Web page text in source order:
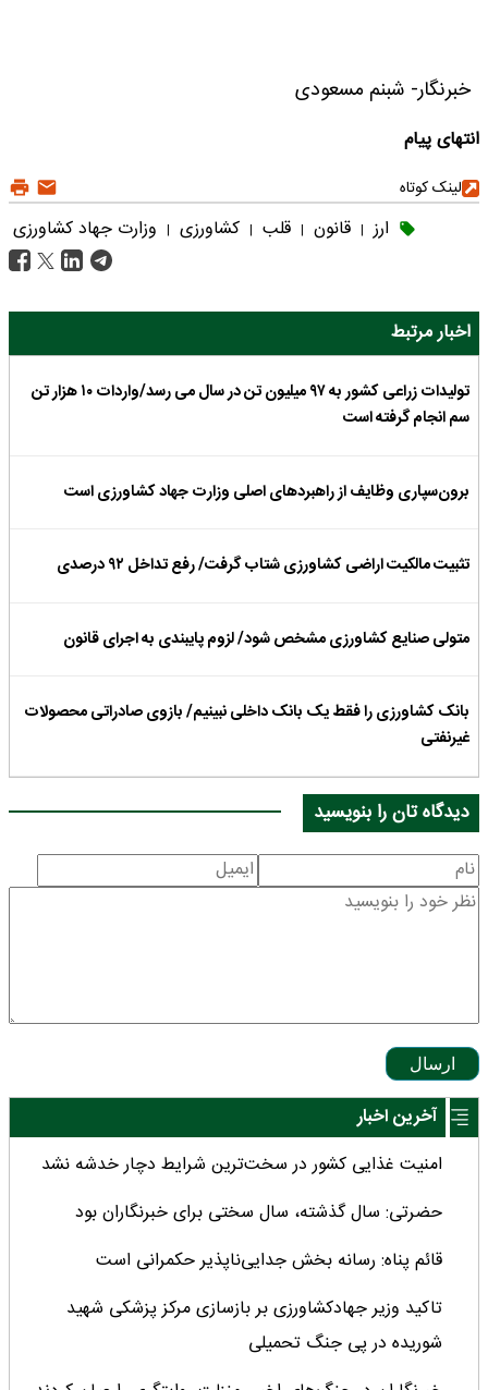
خبرنگار- شبنم مسعودی
انتهای پیام
لینک کوتاه
ارز | قانون | قلب | کشاورزی | وزارت جهاد کشاورزی
اخبار مرتبط
تولیدات زراعی کشور به ۹۷ میلیون تن در سال می رسد/واردات ۱۰ هزار تن
سم انجام گرفته‌ است
برون‌سپاری وظایف از راهبردهای اصلی وزارت جهاد کشاورزی است
تثبیت مالکیت اراضی کشاورزی شتاب گرفت/ رفع تداخل ۹۲ درصدی
متولی صنایع کشاورزی مشخص شود/ لزوم پایبندی به اجرای قانون
بانک کشاورزی را فقط یک بانک داخلی نبینیم/ بازوی صادراتی محصولات
غیرنفتی
دیدگاه تان را بنویسید
ارسال
آخرین اخبار
امنیت غذایی کشور در سخت‌ترین شرایط دچار خدشه نشد
حضرتی: سال گذشته، سال سختی برای خبرنگاران بود
قائم پناه: رسانه بخش جدایی‌ناپذیر حکمرانی است
تاکید وزیر جهادکشاورزی بر بازسازی مرکز پزشکی شهید
شوریده در پی جنگ تحمیلی